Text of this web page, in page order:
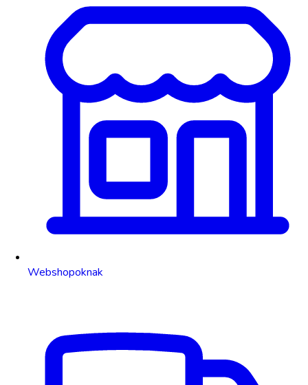
Webshopoknak